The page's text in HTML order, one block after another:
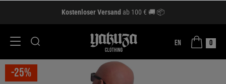
Kostenloser Versand ab 100 € 🚚 📦
EN 0
-25%